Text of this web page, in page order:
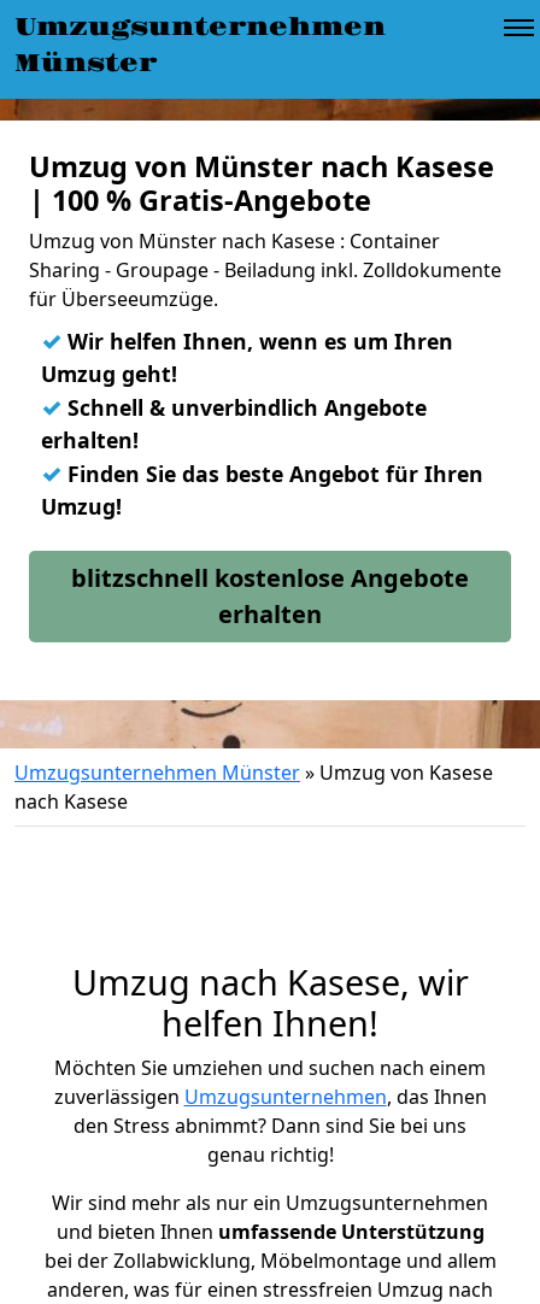
Umzugsunternehmen
Münster
Umzug von Münster nach Kasese
| 100 % Gratis-Angebote
Umzug von Münster nach Kasese : Container
Sharing - Groupage - Beiladung inkl. Zolldokumente
für Überseeumzüge.
✓ Wir helfen Ihnen, wenn es um Ihren
Umzug geht!
✓ Schnell & unverbindlich Angebote
erhalten!
✓ Finden Sie das beste Angebot für Ihren
Umzug!
blitzschnell kostenlose Angebote
erhalten
Umzugsunternehmen Münster» Umzug von Kasese
nach Kasese
Umzug nach Kasese, wir
helfen Ihnen!
Möchten Sie umziehen und suchen nach einem
zuverlässigen Umzugsunternehmen, das Ihnen
den Stress abnimmt? Dann sind Sie bei uns
genau richtig!
Wir sind mehr als nur ein Umzugsunternehmen
und bieten Ihnen umfassende Unterstützung
bei der Zollabwicklung, Möbelmontage und allem
anderen, was für einen stressfreien Umzug nach